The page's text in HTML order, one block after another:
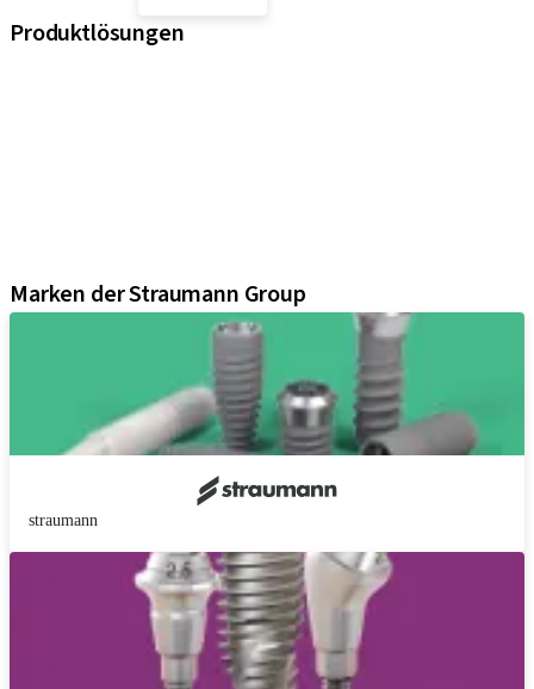
Produktlösungen
Marken der Straumann Group
straumann